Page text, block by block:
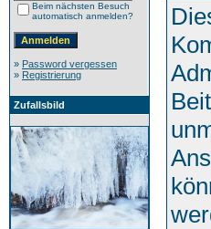
Beim nächsten Besuch
automatisch anmelden?
» Password vergessen
» Registrierung
Zufallsbild